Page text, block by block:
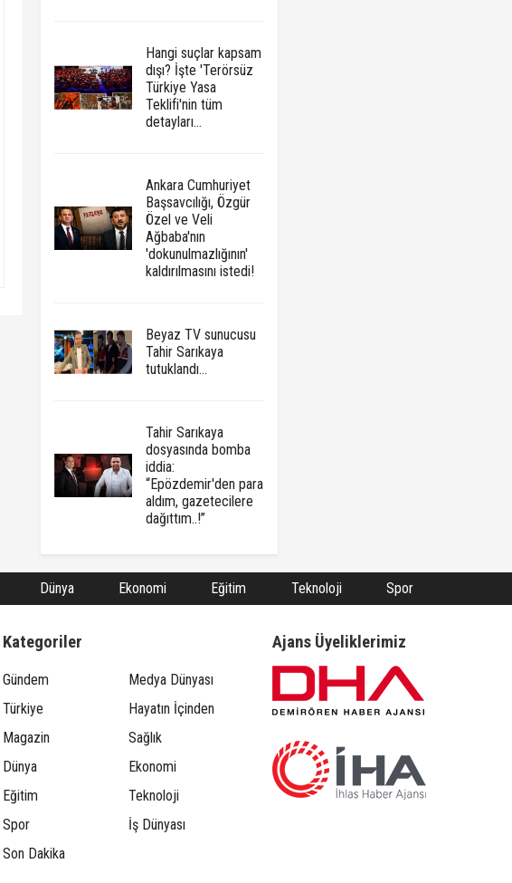
Hangi suçlar kapsam
dışı? İşte 'Terörsüz
Türkiye Yasa
Teklifi'nin tüm
detayları...
Ankara Cumhuriyet
Başsavcılığı, Özgür
Özel ve Veli
Ağbaba'nın
'dokunulmazlığının'
kaldırılmasını istedi!
Beyaz TV sunucusu
Tahir Sarıkaya
tutuklandı...
Tahir Sarıkaya
dosyasında bomba
iddia:
“Epözdemir'den para
aldım, gazetecilere
dağıttım..!”
Dünya Ekonomi Eğitim Teknoloji Spor
Kategoriler
Gündem
Medya Dünyası
Türkiye
Hayatın İçinden
Magazin
Sağlık
Dünya
Ekonomi
Eğitim
Teknoloji
Spor
İş Dünyası
Son Dakika
Ajans Üyeliklerimiz